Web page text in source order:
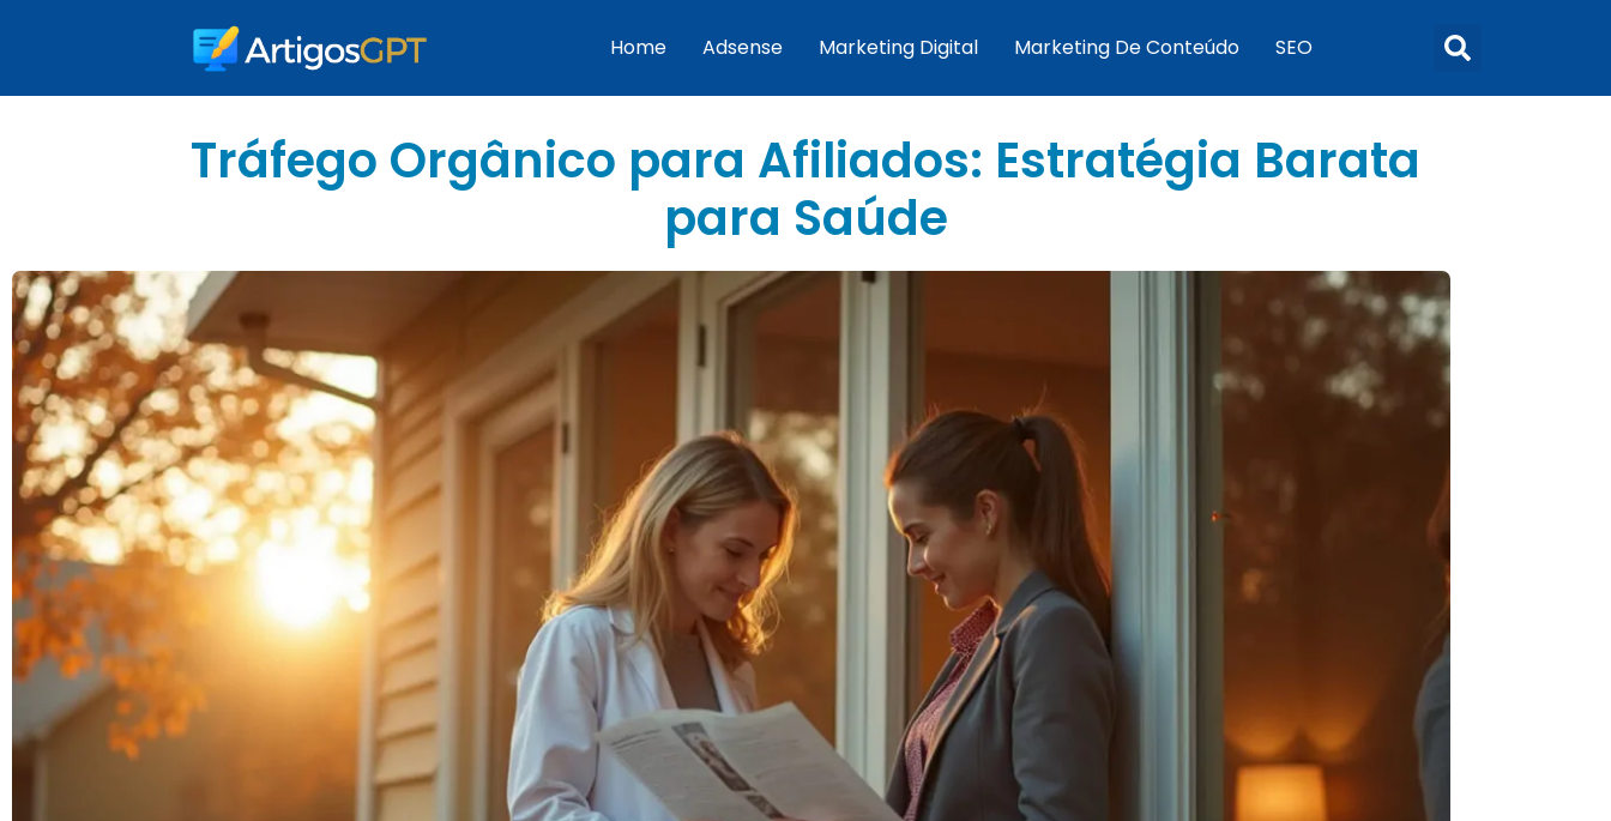
Home Adsense Marketing Digital Marketing De Conteúdo SEO
Tráfego Orgânico para Afiliados: Estratégia Barata
para Saúde